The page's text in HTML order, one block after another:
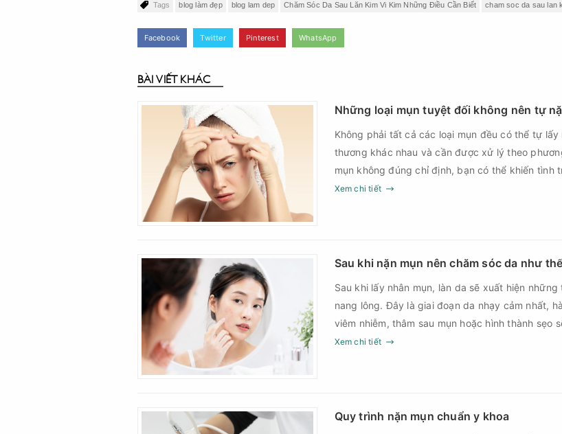
Tags blog làm đẹp blog lam dep Chăm Sóc Da Sau Lăn Kim Vi Kim Những Điều Cần Biết cham soc da sau lan
Facebook Twitter Pinterest WhatsApp
BÀI VIẾT KHÁC
Những loại mụn tuyệt đối không nên tự
Không phải tất cả các loại mụn đều có thể tự
thương khác nhau và cần được xử lý theo
mụn không đúng chỉ định, bạn có thể khiến tình
nguy cơ nhiễm trùng, để lại thâm hoặc sẹo khó
Xem chi tiết
Sau khi nặn mụn nên chăm sóc da như
Sau khi lấy nhân mụn, làn da sẽ xuất hiện
nang lông. Đây là giai đoạn da nhạy cảm nhất,
viêm nhiễm, thâm sau mụn hoặc hình thành sẹo
Chính vì vậy, việc chăm sóc da sau nặn mụn
Xem chi tiết
Quy trình nặn mụn chuẩn y khoa